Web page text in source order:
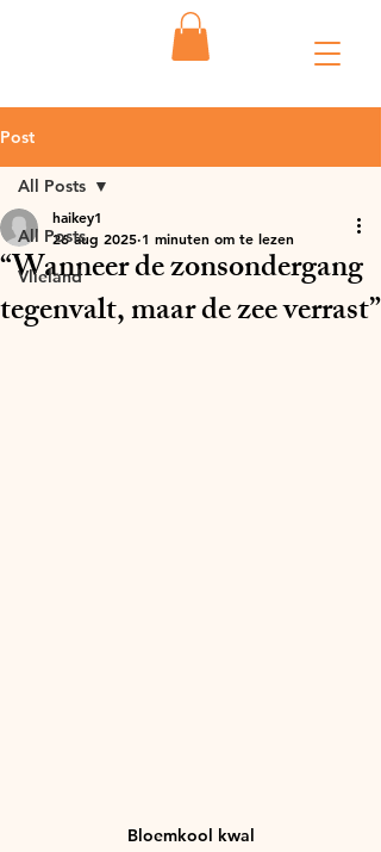
Post
All Posts
Vlieland
All Posts
“Wanneer de zonsondergang
tegenvalt, maar de zee verrast”
haikey1
26 aug 2025 1 minuten om te lezen
Bloemkool kwal